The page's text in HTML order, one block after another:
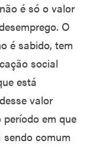
é só o valor
O
é sabido, tem
social
está
valor
em que
sendo comum